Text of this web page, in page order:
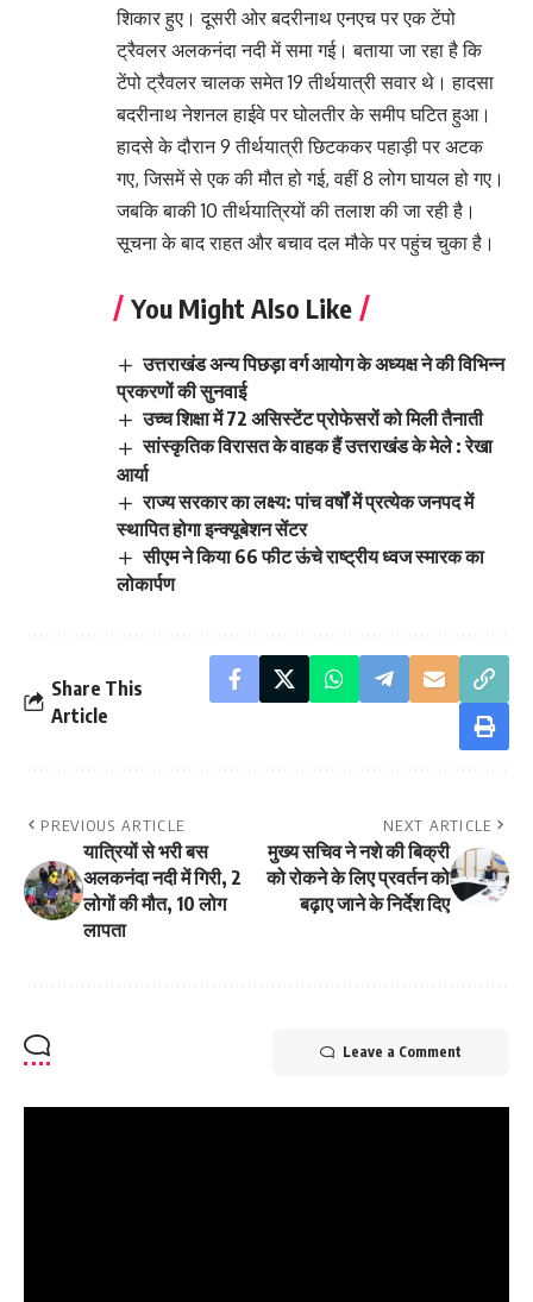
शिकार हुए। दूसरी ओर बदरीनाथ एनएच पर एक टेंपो
ट्रैवलर अलकनंदा नदी में समा गई। बताया जा रहा है कि
टेंपो ट्रैवलर चालक समेत 19 तीर्थयात्री सवार थे। हादसा
बदरीनाथ नेशनल हाईवे पर घोलतीर के समीप घटित हुआ।
हादसे के दौरान 9 तीर्थयात्री छिटककर पहाड़ी पर अटक
गए, जिसमें से एक की मौत हो गई, वहीं 8 लोग घायल हो गए।
जबकि बाकी 10 तीर्थयात्रियों की तलाश की जा रही है।
सूचना के बाद राहत और बचाव दल मौके पर पहुंच चुका है।
You Might Also Like
उत्तराखंड अन्य पिछड़ा वर्ग आयोग के अध्यक्ष ने की विभिन्न
प्रकरणों की सुनवाई
उच्च शिक्षा में 72 असिस्टेंट प्रोफेसरों को मिली तैनाती
सांस्कृतिक विरासत के वाहक हैं उत्तराखंड के मेले : रेखा
आर्या
राज्य सरकार का लक्ष्य: पांच वर्षों में प्रत्येक जनपद में
स्थापित होगा इन्क्यूबेशन सेंटर
सीएम ने किया 66 फीट ऊंचे राष्ट्रीय ध्वज स्मारक का
लोकार्पण
Share This
Article
PREVIOUS ARTICLE
यात्रियों से भरी बस
अलकनंदा नदी में गिरी, 2
लोगों की मौत, 10 लोग
लापता
NEXT ARTICLE
मुख्य सचिव ने नशे की बिक्री
को रोकने के लिए प्रवर्तन को
बढ़ाए जाने के निर्देश दिए
Leave a Comment